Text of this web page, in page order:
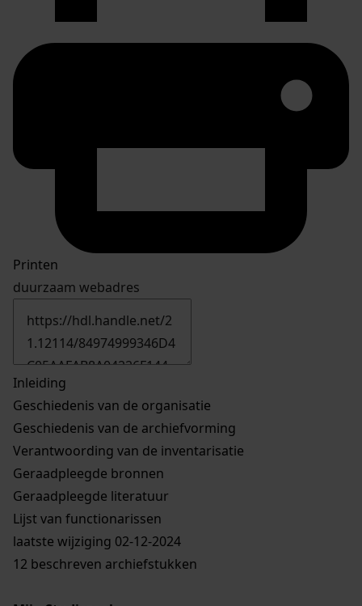
Printen
duurzaam webadres
Inleiding
Geschiedenis van de organisatie
Geschiedenis van de archiefvorming
Verantwoording van de inventarisatie
Geraadpleegde bronnen
Geraadpleegde literatuur
Lijst van functionarissen
laatste wijziging 02-12-2024
12 beschreven archiefstukken